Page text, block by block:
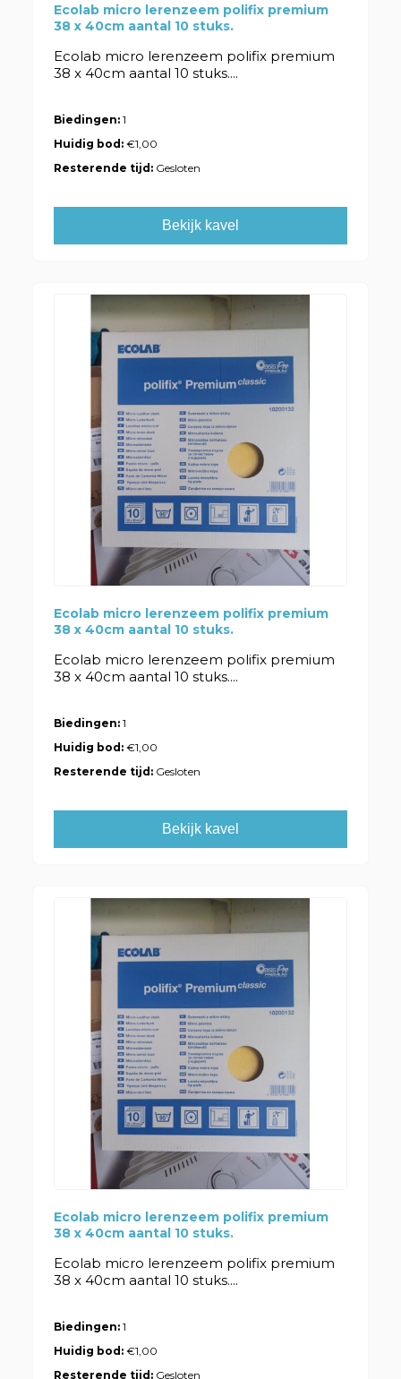
Ecolab micro lerenzeem polifix premium
38 x 40cm aantal 10 stuks.
Ecolab micro lerenzeem polifix premium
38 x 40cm aantal 10 stuks....
Biedingen: 1
Huidig bod:€1,00
Resterende tijd: Gesloten
Bekijk kavel
Ecolab micro lerenzeem polifix premium
38 x 40cm aantal 10 stuks.
Ecolab micro lerenzeem polifix premium
38 x 40cm aantal 10 stuks....
Biedingen: 1
Huidig bod:€1,00
Resterende tijd: Gesloten
Bekijk kavel
Ecolab micro lerenzeem polifix premium
38 x 40cm aantal 10 stuks.
Ecolab micro lerenzeem polifix premium
38 x 40cm aantal 10 stuks....
Biedingen: 1
Huidig bod:€1,00
Resterende tijd: Gesloten